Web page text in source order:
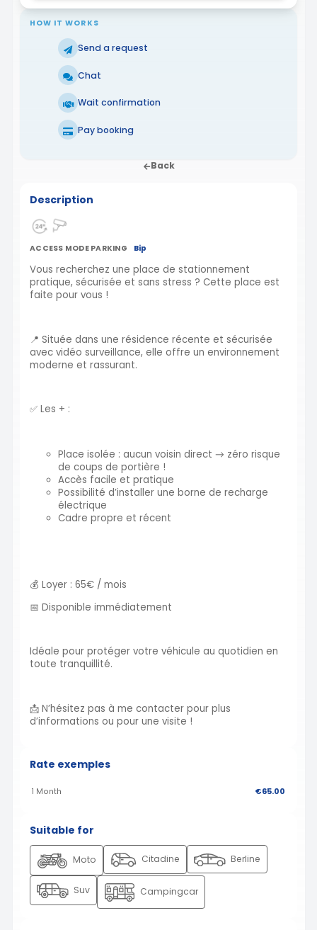
HOW IT WORKS
Send a request
Chat
Wait confirmation
Pay booking
Back
Description
ACCESS MODE PARKING Bip
Vous recherchez une place de stationnement
pratique, sécurisée et sans stress ? Cette place est
faite pour vous !
📍 Située dans une résidence récente et sécurisée
avec vidéo surveillance, elle offre un environnement
moderne et rassurant.
✅ Les + :
Place isolée : aucun voisin direct → zéro risque
de coups de portière !
Accès facile et pratique
Possibilité d’installer une borne de recharge
électrique
Cadre propre et récent
💰 Loyer : 65€ / mois
📅 Disponible immédiatement
Idéale pour protéger votre véhicule au quotidien en
toute tranquillité.
📩 N’hésitez pas à me contacter pour plus
d’informations ou pour une visite !
Rate exemples
1 Month €65.00
Suitable for
Moto Citadine Berline
Suv Campingcar